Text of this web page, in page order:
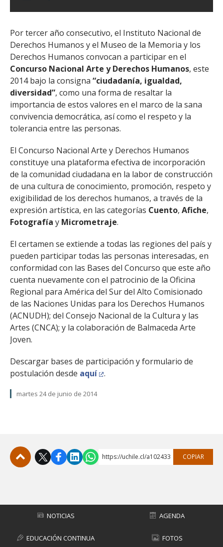
Por tercer año consecutivo, el Instituto Nacional de
Derechos Humanos y el Museo de la Memoria y los
Derechos Humanos convocan a participar en el
Concurso Nacional Arte y Derechos Humanos, este
2014 bajo la consigna “ciudadanía, igualdad,
diversidad”, como una forma de resaltar la
importancia de estos valores en el marco de la sana
convivencia democrática, así como el respeto y la
tolerancia entre las personas.
El Concurso Nacional Arte y Derechos Humanos
constituye una plataforma efectiva de incorporación
de la comunidad ciudadana en la labor de construcción
de una cultura de conocimiento, promoción, respeto y
exigibilidad de los derechos humanos, a través de la
expresión artística, en las categorías Cuento, Afiche,
Fotografía y Micrometraje.
El certamen se extiende a todas las regiones del país y
pueden participar todas las personas interesadas, en
conformidad con las Bases del Concurso que este año
cuenta nuevamente con el patrocinio de la Oficina
Regional para América del Sur del Alto Comisionado
de las Naciones Unidas para los Derechos Humanos
(ACNUDH); del Consejo Nacional de la Cultura y las
Artes (CNCA); y la colaboración de Balmaceda Arte
Joven.
Descargar bases de participación y formulario de
postulación desde aquí .
martes 24 de junio de 2014
https://uchile.cl/a102433 COPIAR
NOTICIAS AGENDA
EDUCACIÓN CONTINUA FOTOS